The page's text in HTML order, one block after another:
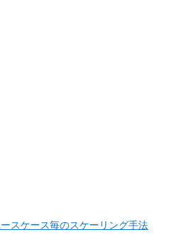
スケース毎のスケーリング手法